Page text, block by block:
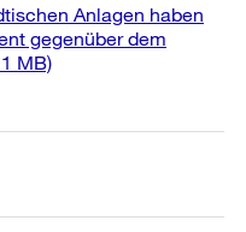
Anlagen haben
gegenüber dem
MB)